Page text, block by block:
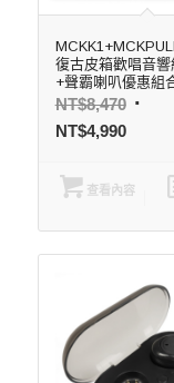
復古皮箱歡唱音響
+聲霸喇叭優惠組
NT$8,470
NT$4,990
查看內容